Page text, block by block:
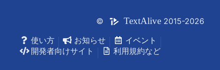
© TextAlive 2015-2026
使い方
お知らせ
イベント
開発者向けサイト
利用規約など